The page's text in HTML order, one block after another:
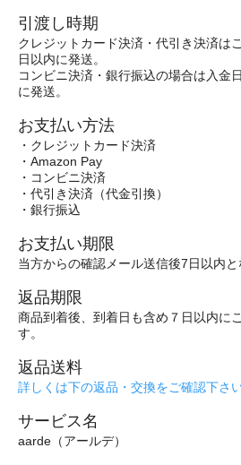
引渡し時期
クレジットカード決済・代引き決済は
日以内に発送。
コンビニ決済・銀行振込の場合は入金
に発送。
お支払い方法
・クレジットカード決済
・Amazon Pay
・コンビニ決済
・代引き決済（代金引換）
・銀行振込
お支払い期限
当方からの確認メール送信後7日以内と
返品期限
商品到着後、到着日も含め７日以内に
す。
返品送料
詳しくは下の返品・交換をご確認下さい
サービス名
aarde（アールデ）